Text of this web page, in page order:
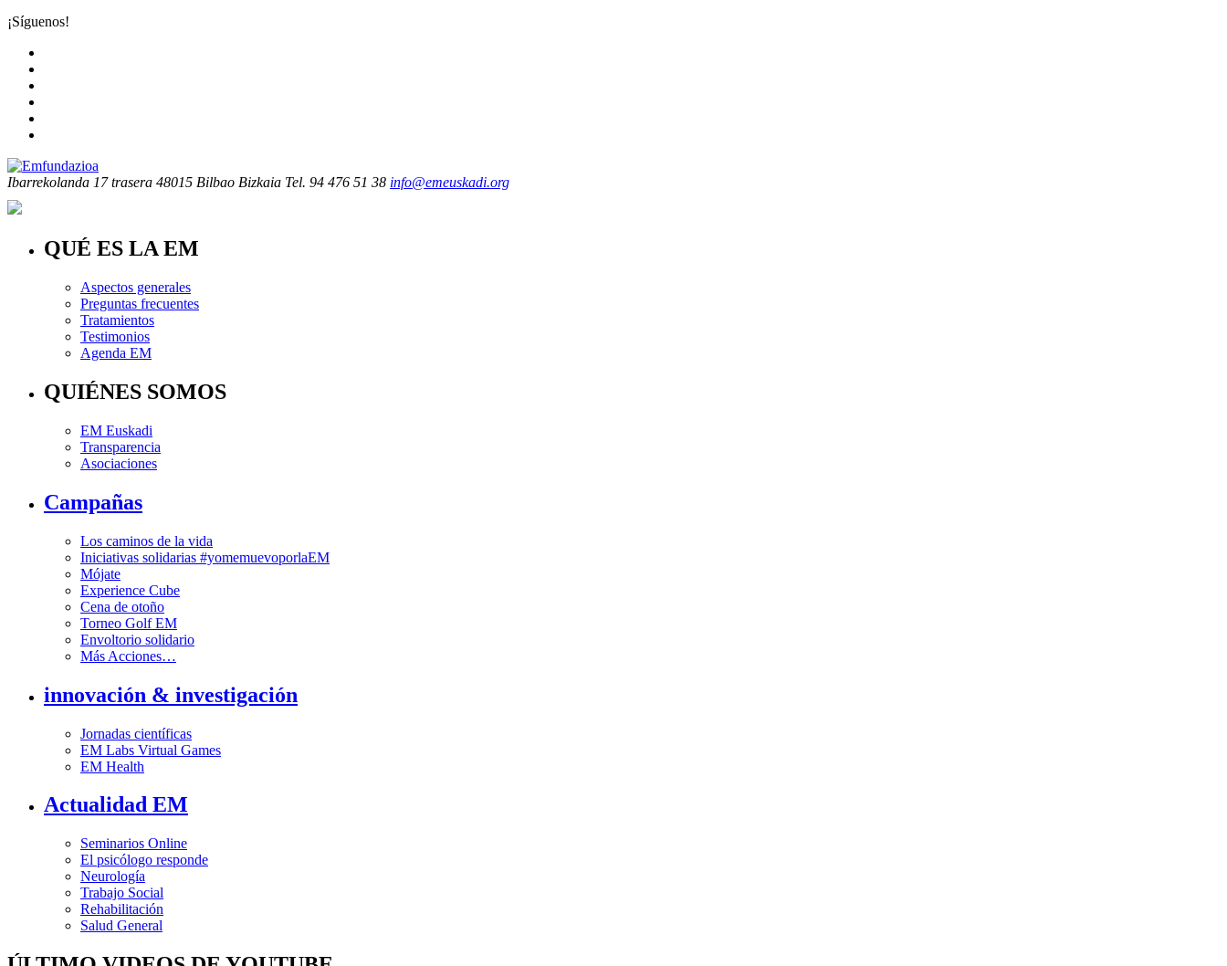
¡Síguenos!
Ibarrekolanda 17 trasera 48015 Bilbao Bizkaia Tel. 94 476 51 38 info@emeuskadi.org
QUÉ ES LA EM
Aspectos generales
Preguntas frecuentes
Tratamientos
Testimonios
Agenda EM
QUIÉNES SOMOS
EM Euskadi
Transparencia
Asociaciones
Campañas
Los caminos de la vida
Iniciativas solidarias #yomemuevoporlaEM
Mójate
Experience Cube
Cena de otoño
Torneo Golf EM
Envoltorio solidario
Más Acciones…
innovación & investigación
Jornadas científicas
EM Labs Virtual Games
EM Health
Actualidad EM
Seminarios Online
El psicólogo responde
Neurología
Trabajo Social
Rehabilitación
Salud General